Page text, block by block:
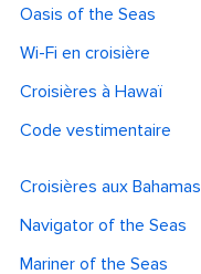
Oasis of the Seas
Wi-Fi en croisière
Croisières à Hawaï
Code vestimentaire
Croisières aux Bahamas
Navigator of the Seas
Mariner of the Seas